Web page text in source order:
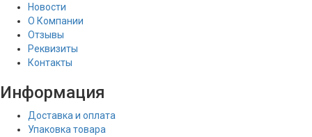
Новости
О Компании
Отзывы
Реквизиты
Контакты
Информация
Доставка и оплата
Упаковка товара